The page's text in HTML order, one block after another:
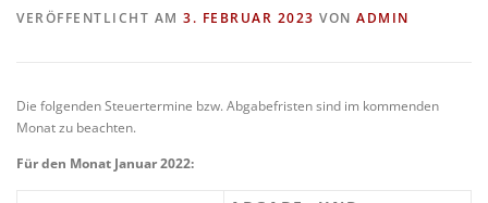
VERÖFFENTLICHT AM 3. FEBRUAR 2023 VON ADMIN
Die folgenden Steuertermine bzw. Abgabefristen sind im kommenden
Monat zu beachten.
Für den Monat Januar 2022: